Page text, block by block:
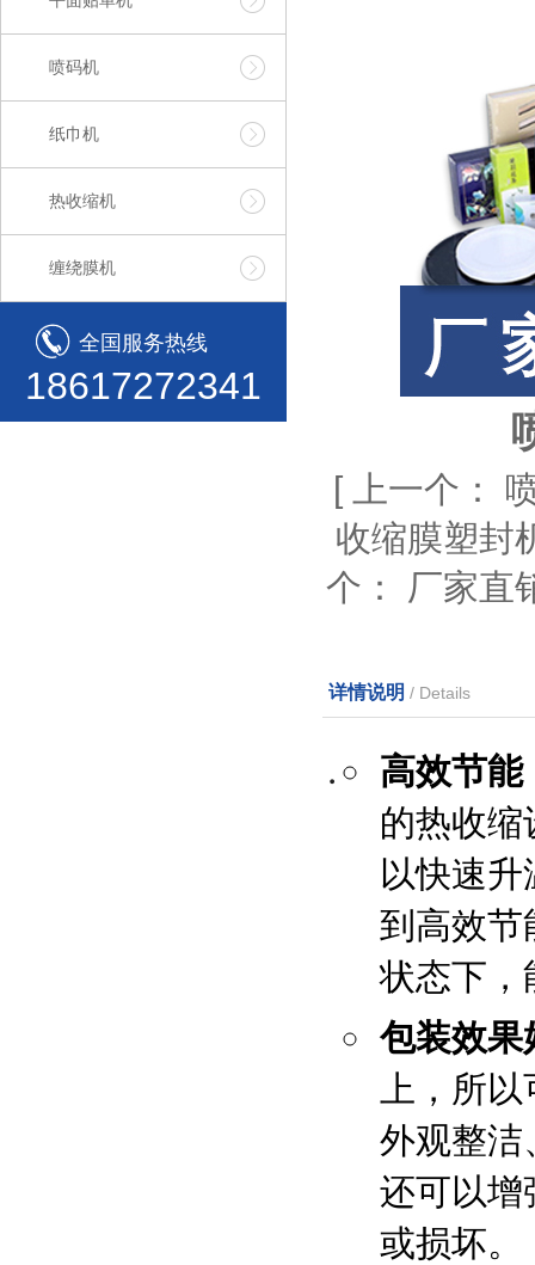
喷码机
纸巾机
热收缩机
缠绕膜机
全国服务热线
18617272341
[ 上一个：
收缩膜塑封
个： 厂家直
详情说明 / Details
高效节能
的热收
以快速
到高效节
状态下，
包装效果
上，所
外观整洁
还可以增
或损坏。